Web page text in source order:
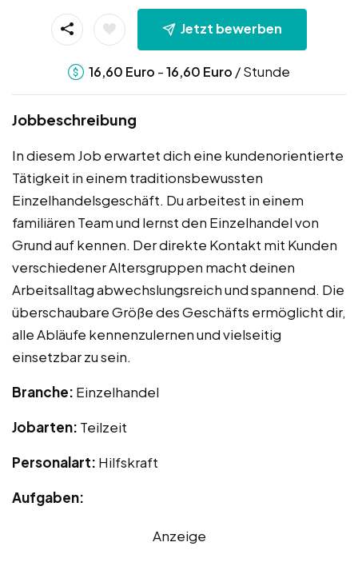
Jetzt bewerben
16,60 Euro -16,60 Euro / Stunde
Jobbeschreibung
In diesem Job erwartet dich eine kundenorientierte
Tätigkeit in einem traditionsbewussten
Einzelhandelsgeschäft. Du arbeitest in einem
familiären Team und lernst den Einzelhandel von
Grund auf kennen. Der direkte Kontakt mit Kunden
verschiedener Altersgruppen macht deinen
Arbeitsalltag abwechslungsreich und spannend. Die
überschaubare Größe des Geschäfts ermöglicht dir,
alle Abläufe kennenzulernen und vielseitig
einsetzbar zu sein.
Branche: Einzelhandel
Jobarten: Teilzeit
Personalart: Hilfskraft
Aufgaben:
Anzeige